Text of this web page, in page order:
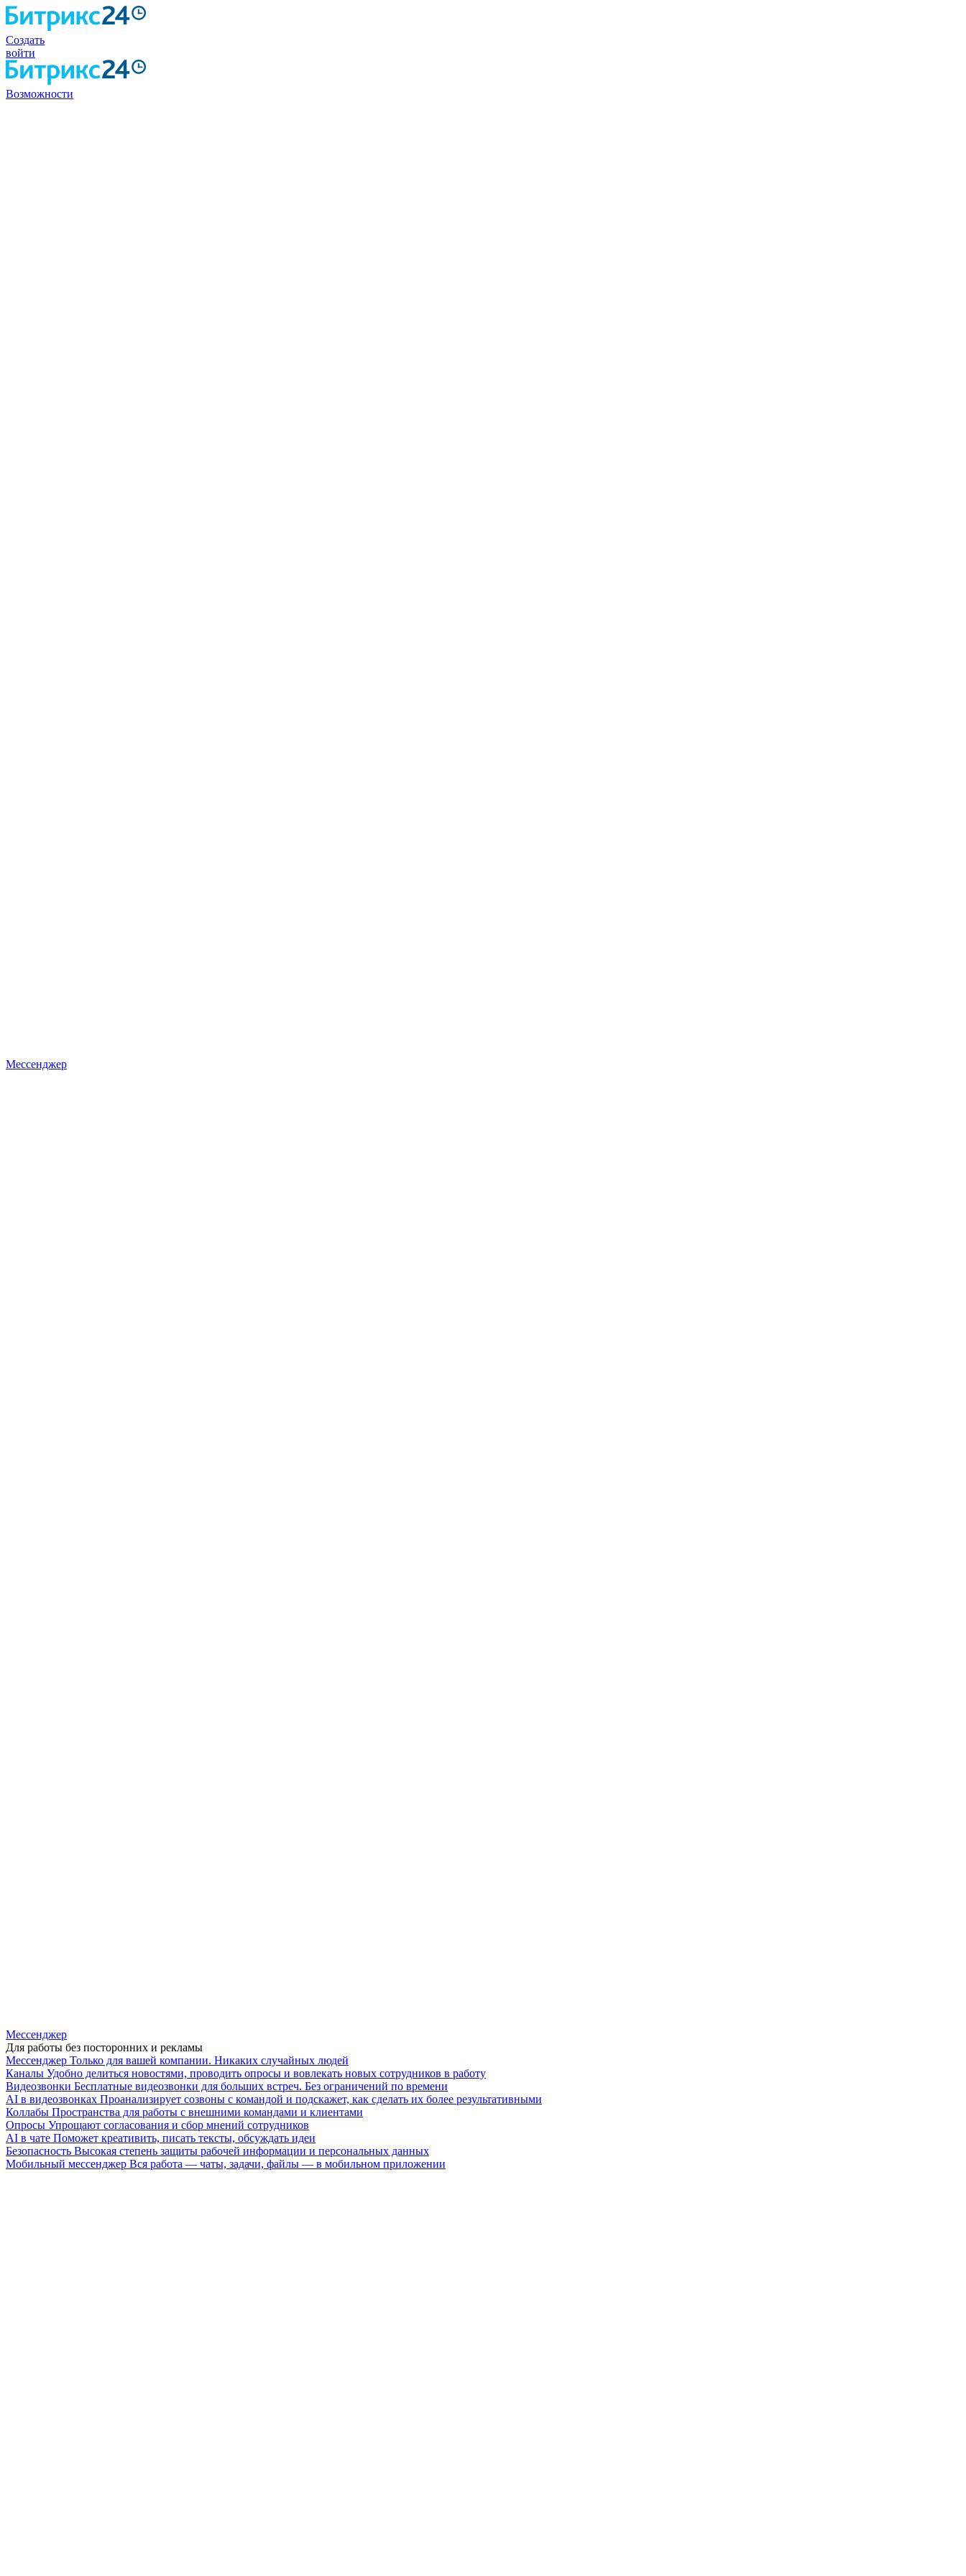
Создать
войти
Возможности
Мессенджер
Мессенджер
Для работы без посторонних и рекламы
Мессенджер Только для вашей компании. Никаких случайных людей
Каналы Удобно делиться новостями, проводить опросы и вовлекать новых сотрудников в работу
Видеозвонки Бесплатные видеозвонки для больших встреч. Без ограничений по времени
AI в видеозвонках Проанализирует созвоны с командой и подскажет, как сделать их более результативными
Коллабы Пространства для работы с внешними командами и клиентами
Опросы Упрощают согласования и сбор мнений сотрудников
AI в чате Поможет креативить, писать тексты, обсуждать идеи
Безопасность Высокая степень защиты рабочей информации и персональных данных
Мобильный мессенджер Вся работа — чаты, задачи, файлы — в мобильном приложении